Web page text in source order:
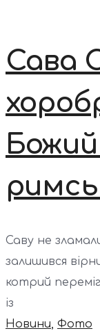
Сава
Саву не
залишився
котрий
із
Новини, Фото